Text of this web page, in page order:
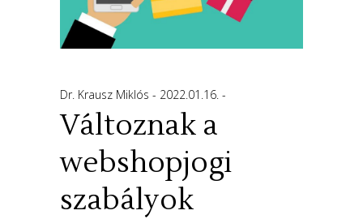
Dr. Krausz Miklós 2022.01.16.
Változnak a
webshopjogi
szabályok